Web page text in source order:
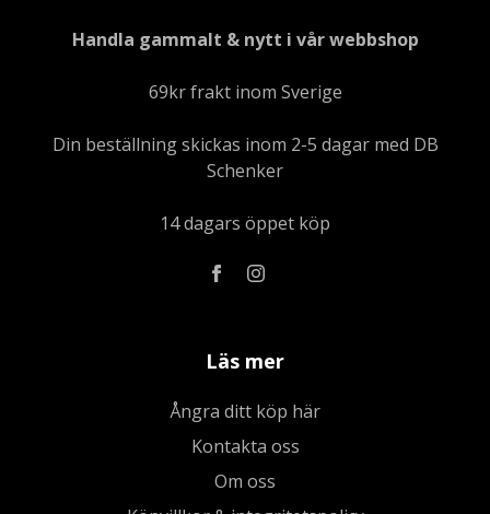
Handla gammalt & nytt i vår webbshop
69kr frakt inom Sverige
Din beställning skickas inom 2-5 dagar med DB
Schenker
14 dagars öppet köp
Läs mer
Ångra ditt köp här
Kontakta oss
Om oss